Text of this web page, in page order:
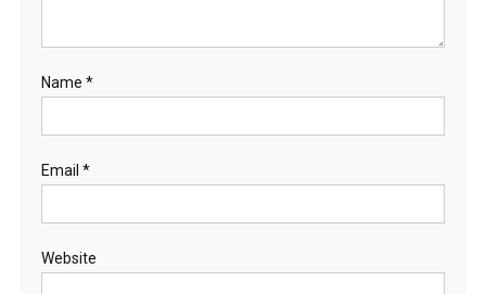
Name *
Email *
Website